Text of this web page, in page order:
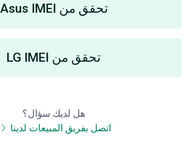
تحقق من Asus IMEI
تحقق من LG IMEI
هل لديك سؤال؟
اتصل بفريق المبيعات لدينا